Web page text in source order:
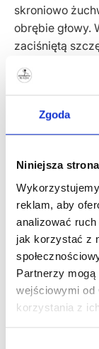
Zgoda
Niniejsza
reklam, aby
analizować
jak korzystać z
Partnerzy mogą
wejściowymi od
korzystania z
skroniowo
obrębie głowy.
zaciśniętą
żuchwowych,
zębów, są
terapeutów od
skutecznie
Ruch i
Inną metodą
stresu to ruch i
Pamiętaj o
Jeżeli męczysz
się na